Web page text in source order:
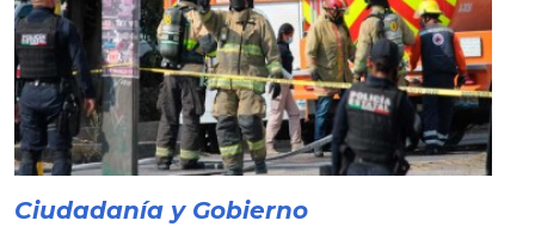
Ciudadanía y Gobierno